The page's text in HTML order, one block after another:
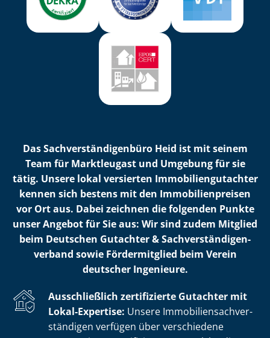
Das Sach­ver­stän­di­gen­bü­ro Heid ist mit seinem
Team für Marktleugast und Umgebung für sie
tätig. Unsere lokal versierten Im­mo­bi­li­en­gut­ach­ter
kennen sich bestens mit den Im­mo­bi­li­en­prei­sen
vor Ort aus. Dabei zeichnen die folgenden Punkte
unser Angebot für Sie aus: Wir sind zudem Mitglied
beim Deutschen Gutachter & Sach­ver­stän­di­gen­
ver­band sowie Fördermitglied beim Verein
deutscher Ingenieure.
Ausschließlich zertifizierte Gutachter mit
Lokal-Expertise: Unsere Im­mo­bi­li­en­sach­ver­
stän­di­gen verfügen über verschiedene